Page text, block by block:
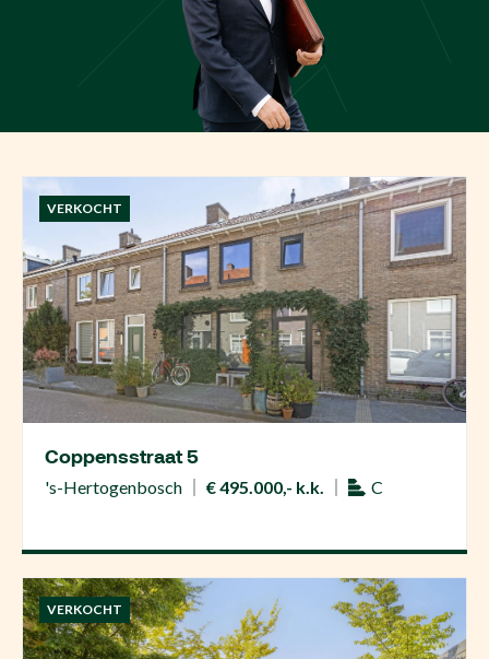
VERKOCHT
Coppensstraat 5
's-Hertogenbosch € 495.000,- k.k. C
VERKOCHT